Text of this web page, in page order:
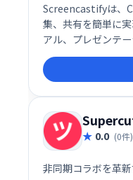
Screencastifyは、
集、共有を簡単に
アル、プレゼンテ
の公開やGoogleド
クスポートも可能で
営業チームなど、
0.0 (0件)
非同期コラボを革